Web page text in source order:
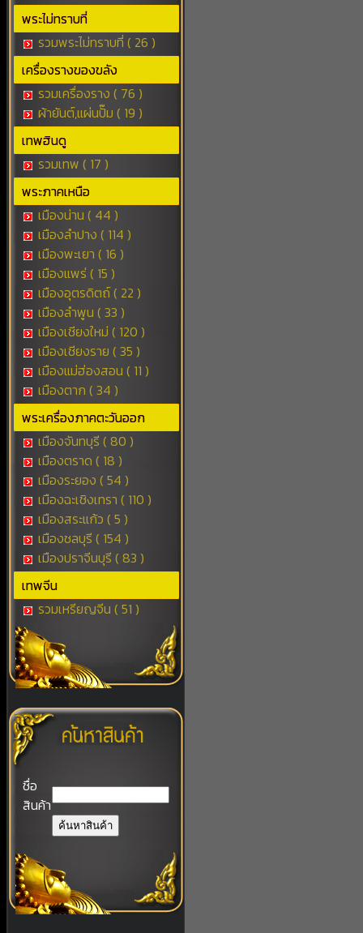
พระไม่ทราบที่
รวมพระไม่ทราบที่ ( 26 )
เครื่องรางของขลัง
รวมเครื่องราง ( 76 )
ผ้ายันต์,แผ่นปั๊ม ( 19 )
เทพฮินดู
รวมเทพ ( 17 )
พระภาคเหนือ
เมืองน่าน ( 44 )
เมืองลำปาง ( 114 )
เมืองพะเยา ( 16 )
เมืองแพร่ ( 15 )
เมืองอุตรดิตถ์ ( 22 )
เมืองลำพูน ( 33 )
เมืองเชียงใหม่ ( 120 )
เมืองเชียงราย ( 35 )
เมืองแม่ฮ่องสอน ( 11 )
เมืองตาก ( 34 )
พระเครื่องภาคตะวันออก
เมืองจันทบุรี ( 80 )
เมืองตราด ( 18 )
เมืองระยอง ( 54 )
เมืองฉะเชิงเทรา ( 110 )
เมืองสระแก้ว ( 5 )
เมืองชลบุรี ( 154 )
เมืองปราจีนบุรี ( 83 )
เทพจีน
รวมเหรียญจีน ( 51 )
ชื่อ
สินค้า